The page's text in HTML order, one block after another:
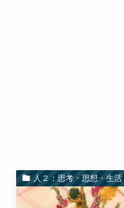
人２：思考・思想・生活